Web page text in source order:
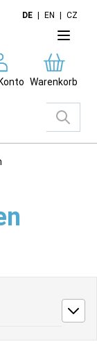
DE EN CZ
Warenkorb